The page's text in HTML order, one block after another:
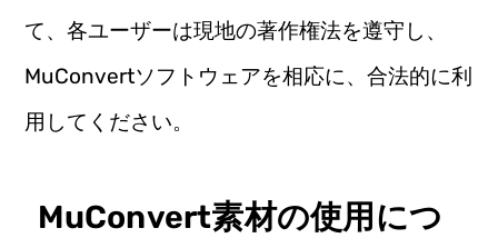
て、各ユーザーは現地の著作権法を遵守し、
MuConvertソフトウェアを相応に、合法的に利
用してください。
MuConvert素材の使用につ